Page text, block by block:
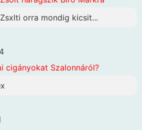
orra mondig kicsit...
cigányokat Szalonnáról?